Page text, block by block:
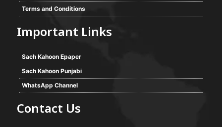
Terms and Conditions
Important Links
Sach Kahoon Epaper
Sach Kahoon Punjabi
WhatsApp Channel
Contact Us